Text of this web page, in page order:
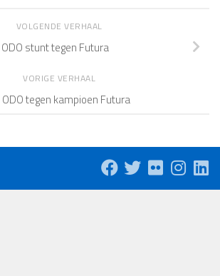
VOLGENDE VERHAAL
ODO stunt tegen Futura
VORIGE VERHAAL
ODO tegen kampioen Futura